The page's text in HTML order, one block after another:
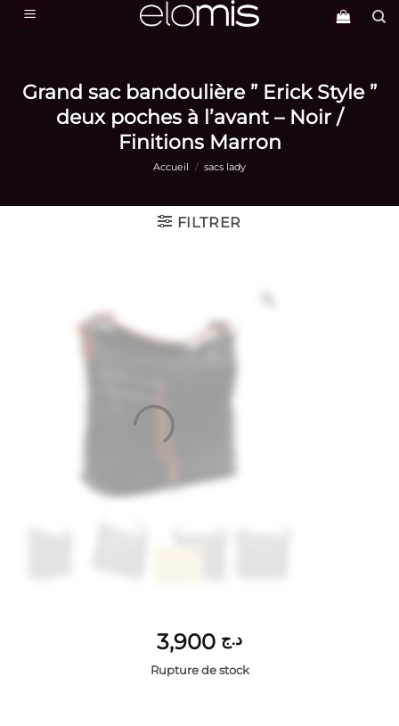
Passer
Grand sac bandoulière ” Erick Style ”
deux poches à l’avant – Noir /
Finitions Marron
Accueil / sacs lady
FILTRER
د.ج
Rupture de stock